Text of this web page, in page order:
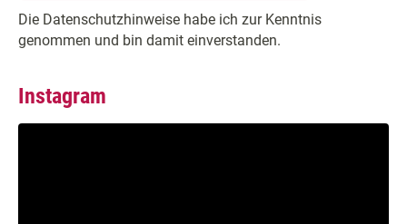
Die Datenschutzhinweise habe ich zur Kenntnis
genommen und bin damit einverstanden.
Instagram